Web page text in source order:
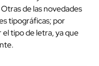
de las novedades
tipográficas; por
el tipo de letra, ya que